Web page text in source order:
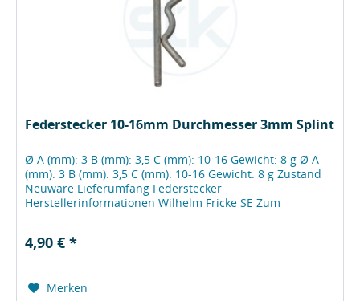
Federstecker 10-16mm Durchmesser 3mm Splint
Ø A (mm): 3 B (mm): 3,5 C (mm): 10-16 Gewicht: 8 g Ø A
(mm): 3 B (mm): 3,5 C (mm): 10-16 Gewicht: 8 g Zustand
Neuware Lieferumfang Federstecker
Herstellerinformationen Wilhelm Fricke SE Zum
4,90 € *
Merken